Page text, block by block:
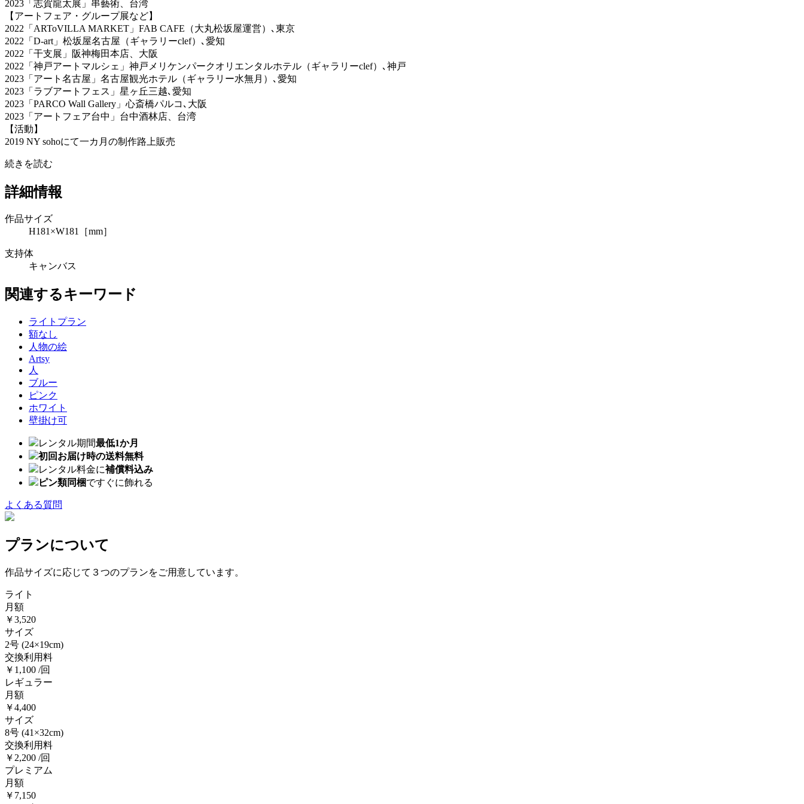
2023「志賀龍太展」串藝術、台湾
【アートフェア・グループ展など】
2022「ARToVILLA MARKET」FAB CAFE（大丸松坂屋運営）､東京
2022「D-art」松坂屋名古屋（ギャラリーclef）､愛知
2022「干支展」阪神梅田本店、大阪
2022「神戸アートマルシェ」神戸メリケンパークオリエンタルホテル（ギャラリーclef）､神戸
2023「アート名古屋」名古屋観光ホテル（ギャラリー水無月）､愛知
2023「ラブアートフェス」星ヶ丘三越､愛知
2023「PARCO Wall Gallery」心斎橋パルコ､大阪
2023「アートフェア台中」台中酒林店、台湾
【活動】
2019 NY sohoにて一カ月の制作路上販売
続きを読む
詳細情報
作品サイズ
H181×W181［mm］
支持体
キャンバス
関連するキーワード
ライトプラン
額なし
人物の絵
Artsy
人
ブルー
ピンク
ホワイト
壁掛け可
レンタル期間最低1か月
初回お届け時の送料無料
レンタル料金に補償料込み
ピン類同梱ですぐに飾れる
よくある質問
プランについて
作品サイズに応じて３つのプランをご用意しています。
ライト
月額
￥3,520
サイズ
2号 (24×19cm)
交換利用料
￥1,100 /回
レギュラー
月額
￥4,400
サイズ
8号 (41×32cm)
交換利用料
￥2,200 /回
プレミアム
月額
￥7,150